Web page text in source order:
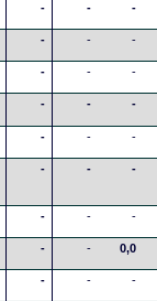
- - -
- - -
- - -
- - -
- - -
- - -
- - -
- - 0,0
- - -